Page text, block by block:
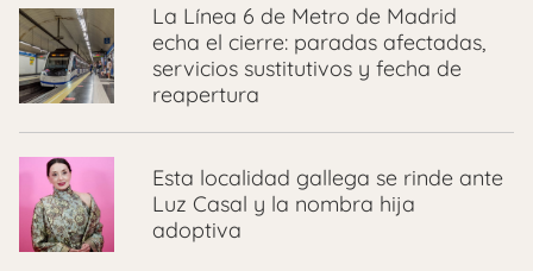
La Línea 6 de Metro de Madrid
echa el cierre: paradas afectadas,
servicios sustitutivos y fecha de
reapertura
Esta localidad gallega se rinde ante
Luz Casal y la nombra hija
adoptiva